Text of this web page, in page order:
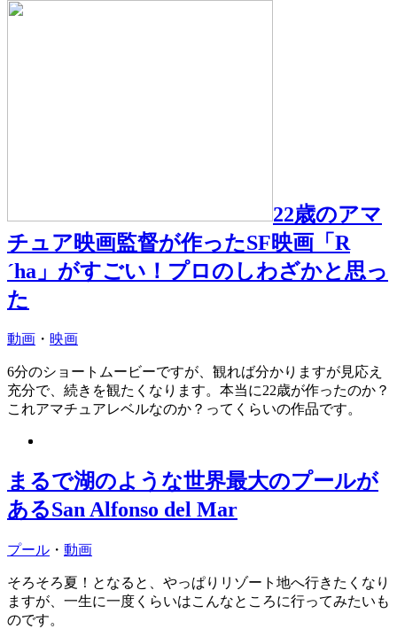
22歳のアマ
チュア映画監督が作ったSF映画「R
´ha」がすごい！プロのしわざかと思っ
た
動画 ・ 映画
6分のショートムービーですが、観れば分かりますが見応え
充分で、続きを観たくなります。本当に22歳が作ったのか？
これアマチュアレベルなのか？ってくらいの作品です。
まるで湖のような世界最大のプールが
あるSan Alfonso del Mar
プール ・ 動画
そろそろ夏！となると、やっぱりリゾート地へ行きたくなり
ますが、一生に一度くらいはこんなところに行ってみたいも
のです。